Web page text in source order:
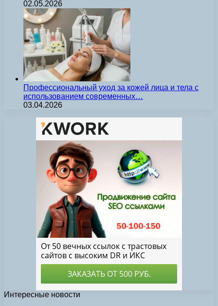
02.05.2026
Профессиональный уход за кожей лица и тела с
использованием современных…
03.04.2026
Интересные новости